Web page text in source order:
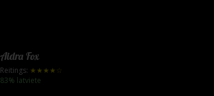
Aidra Fox
Reitings: ★★★★☆
83% latviete